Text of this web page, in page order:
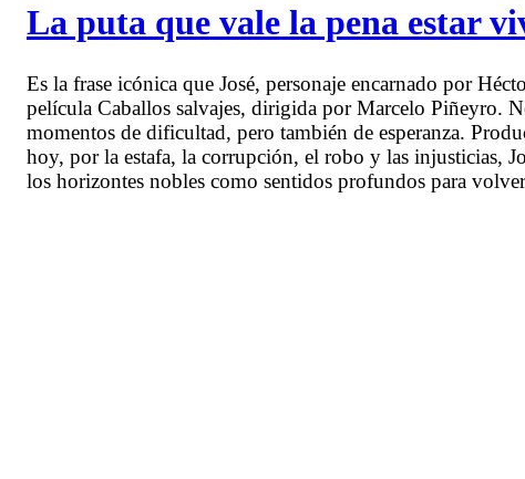
La puta que vale la pena estar
Es la frase icónica que José, personaje encarnado por
película Caballos salvajes, dirigida por Marcelo Piñeyro.
momentos de dificultad, pero también de esperanza.
hoy, por la estafa, la corrupción, el robo y las injusticias,
los horizontes nobles como sentidos profundos para